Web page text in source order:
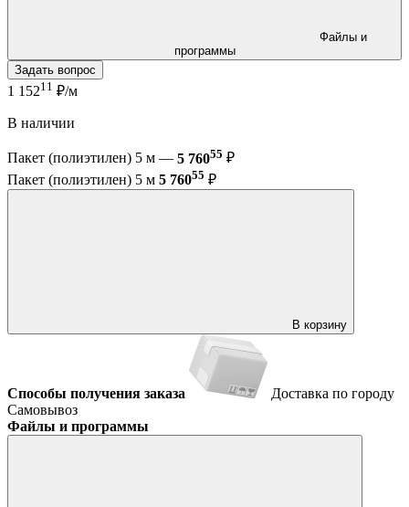
программы
Задать вопрос
1 15211 ₽/м
В наличии
Пакет (полиэтилен) 5 м — 5 76055 ₽
Пакет (полиэтилен) 5 м 5 76055 ₽
В корзину
Способы получения заказа
Доставка по городу
Самовывоз
Файлы и программы